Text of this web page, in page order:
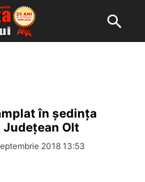
în ședința
Olt
2018 13:53